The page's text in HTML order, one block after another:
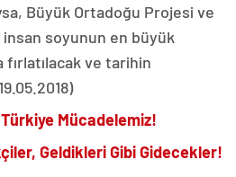
Büyük Ortadoğu Projesi ve
insan soyunun en büyük
fırlatılacak ve tarihin
Türkiye Mücadelemiz!
Geldikleri Gibi Gidecekler!